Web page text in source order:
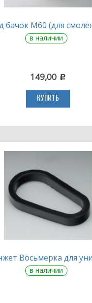
М60 (для
в наличии
149,00 c
КУПИТЬ
Восьмерка для
в наличии